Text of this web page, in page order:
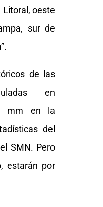
Litoral, oeste
sur de
de las
en
mm en la
del
SMN. Pero
estarán por